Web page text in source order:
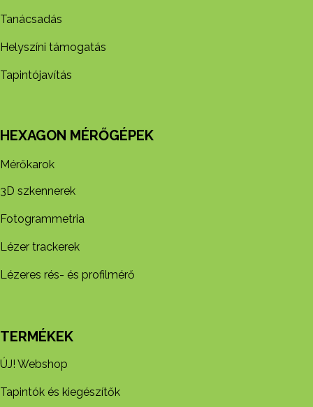
Tanácsadás
Helyszíni támogatás
Tapintójavítás
HEXAGON MÉRŐGÉPEK
Mérőkarok
3D szkennerek
Fotogrammetria
Lézer trackerek
Lézeres rés- és profilmérő
TERMÉKEK
ÚJ! Webshop
Tapintók és kiegészítők